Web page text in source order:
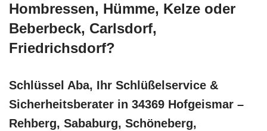
Hombressen, Hümme, Kelze oder
Beberbeck, Carlsdorf,
Friedrichsdorf?
Schlüssel Aba, Ihr Schlüßelservice &
Sicherheitsberater in 34369 Hofgeismar –
Rehberg, Sababurg, Schöneberg,